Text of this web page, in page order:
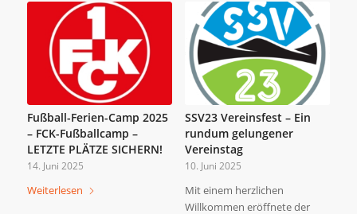
Fußball-Ferien-Camp 2025
– FCK-Fußballcamp –
LETZTE PLÄTZE SICHERN!
14. Juni 2025
Weiterlesen
SSV23 Vereinsfest – Ein
rundum gelungener
Vereinstag
10. Juni 2025
Mit einem herzlichen
Willkommen eröffnete der